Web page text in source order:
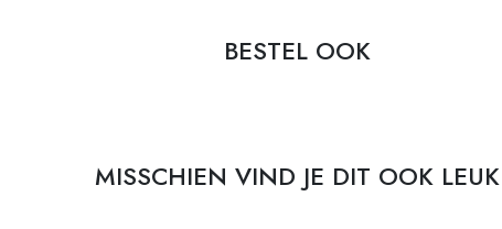
BESTEL OOK
MISSCHIEN VIND JE DIT OOK LEUK